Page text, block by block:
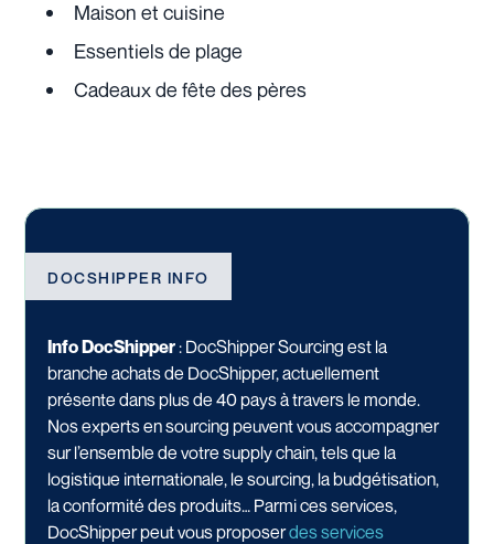
Maison et cuisine
Essentiels de plage
Cadeaux de fête des pères
DOCSHIPPER INFO
Info DocShipper: DocShipper Sourcing est la
branche achats de DocShipper, actuellement
présente dans plus de 40 pays à travers le monde.
Nos experts en sourcing peuvent vous accompagner
sur l’ensemble de votre supply chain, tels que la
logistique internationale, le sourcing, la budgétisation,
la conformité des produits… Parmi ces services,
DocShipper peut vous proposerdes services